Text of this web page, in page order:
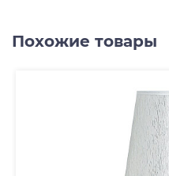
Похожие товары